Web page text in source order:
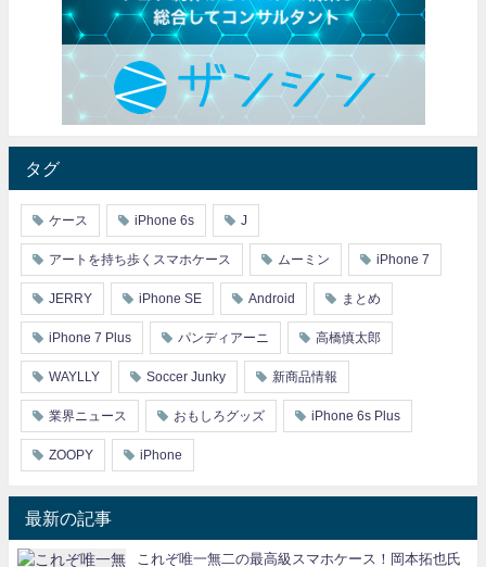
タグ
ケース iPhone 6s J
アートを持ち歩くスマホケース ムーミン iPhone 7
JERRY iPhone SE Android まとめ
iPhone 7 Plus パンディアーニ 高橋慎太郎
WAYLLY Soccer Junky 新商品情報
業界ニュース おもしろグッズ iPhone 6s Plus
ZOOPY iPhone
最新の記事
これぞ唯一無二の最高級スマホケース！岡本拓也氏